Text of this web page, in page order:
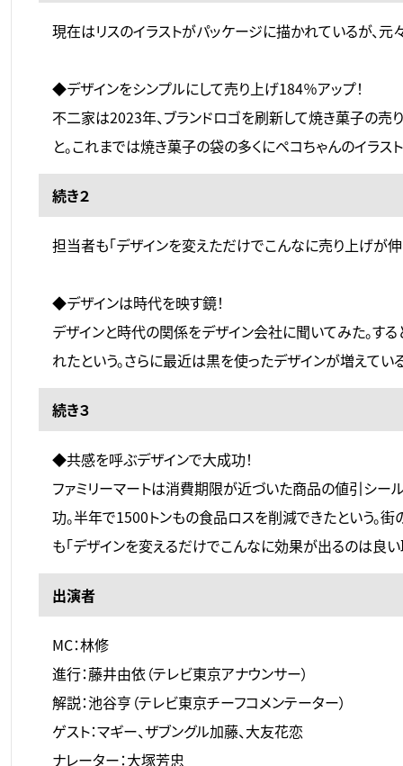
現在はリスのイラストがパッケージに描かれているが、元
◆デザインをシンプルにして売り上げ184％アップ！
不二家は2023年、ブランドロゴを刷新して焼き菓子の売
と。これまでは焼き菓子の袋の多くにペコちゃんのイラ
続き２
担当者も「デザインを変えただけでこんなに売り上げが
◆デザインは時代を映す鏡！
デザインと時代の関係をデザイン会社に聞いてみた。す
れたという。さらに最近は黒を使ったデザインが増えてい
続き３
◆共感を呼ぶデザインで大成功！
ファミリーマートは消費期限が近づいた商品の値引シー
功。半年で1500トンもの食品ロスを削減できたという。街
も「デザインを変えるだけでこんなに効果が出るのは良い
出演者
MC：林修
進行：藤井由依（テレビ東京アナウンサー）
解説：池谷亨（テレビ東京チーフコメンテーター）
ゲスト：マギー、ザブングル加藤、大友花恋
ナレーター：大塚芳忠